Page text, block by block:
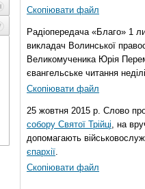
Скопіювати файл
Радіопередача «Благо» 1
викладач Волинської
Великомученика Юрія
євангельське читання
Скопіювати файл
25 жовтня 2015 р. Слово
собору Святої Трійці, на
допомагають
єпархії.
Скопіювати файл